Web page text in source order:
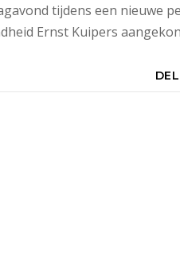
tijdens een nieuwe
Ernst Kuipers